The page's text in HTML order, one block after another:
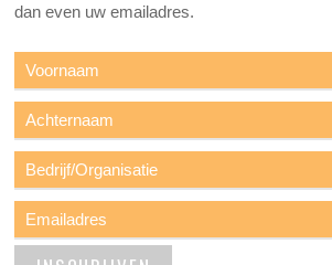
dan even uw emailadres.